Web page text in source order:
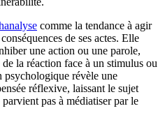
comme la tendance à agir
de ses actes. Elle
une action ou une parole,
la réaction face à un stimulus ou
psychologique révèle une
réflexive, laissant le sujet
pas à médiatiser par le